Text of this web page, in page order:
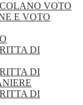
VOTO
E VOTO
DI
DI
DI